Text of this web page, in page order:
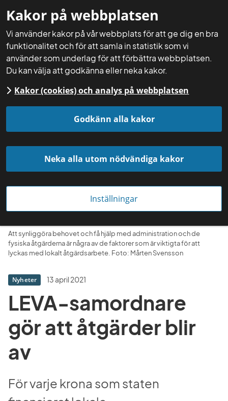
Kakor på webbplatsen
Vi använder kakor på vår webbplats för att ge dig en bra
funktionalitet och för att samla in statistik som vi
använder som underlag för att förbättra webbplatsen.
Du kan välja att godkänna eller neka kakor.
Kakor (cookies) och analys på webbplatsen
Godkänn alla kakor
Neka alla utom nödvändiga kakor
Inställningar
Mina sidor
Startsida Aktuellt Nyheter
Att synliggöra behovet och få hjälp med administration och de
fysiska åtgärderna är några av de faktorer som är viktigta för att
lyckas med lokalt åtgärdsarbete. Foto: Mårten Svensson
Nyheter 13 april 2021
LEVA-samordnare
gör att åtgärder blir
av
För varje krona som staten